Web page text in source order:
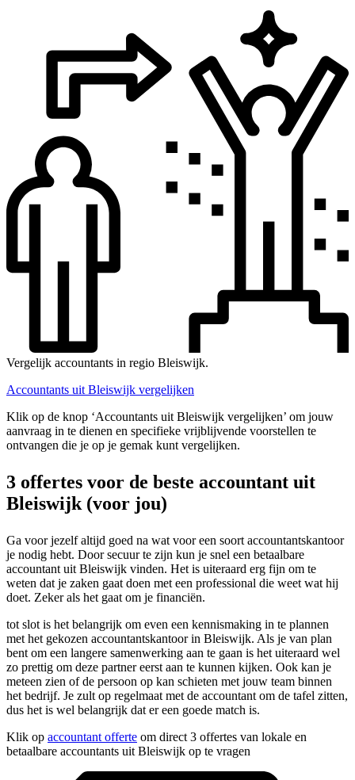
Vergelijk accountants in regio Bleiswijk.
Accountants uit Bleiswijk vergelijken
Klik op de knop ‘Accountants uit Bleiswijk vergelijken’ om jouw
aanvraag in te dienen en specifieke vrijblijvende voorstellen te
ontvangen die je op je gemak kunt vergelijken.
3 offertes voor de beste accountant uit
Bleiswijk (voor jou)
Ga voor jezelf altijd goed na wat voor een soort accountantskantoor
je nodig hebt. Door secuur te zijn kun je snel een betaalbare
accountant uit Bleiswijk vinden. Het is uiteraard erg fijn om te
weten dat je zaken gaat doen met een professional die weet wat hij
doet. Zeker als het gaat om je financiën.
tot slot is het belangrijk om even een kennismaking in te plannen
met het gekozen accountantskantoor in Bleiswijk. Als je van plan
bent om een langere samenwerking aan te gaan is het uiteraard wel
zo prettig om deze partner eerst aan te kunnen kijken. Ook kan je
meteen zien of de persoon op kan schieten met jouw team binnen
het bedrijf. Je zult op regelmaat met de accountant om de tafel zitten,
dus het is wel belangrijk dat er een goede match is.
Klik op accountant offerte om direct 3 offertes van lokale en
betaalbare accountants uit Bleiswijk op te vragen